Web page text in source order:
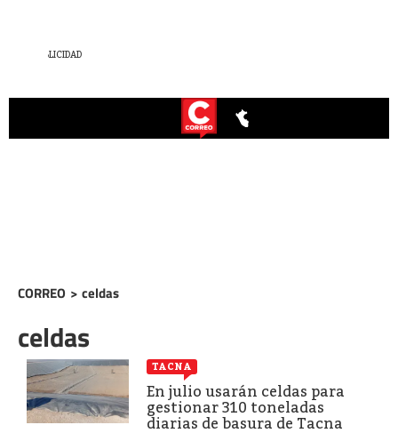
CORREO > celdas
celdas
TACNA
En julio usarán celdas para
gestionar 310 toneladas
diarias de basura de Tacna